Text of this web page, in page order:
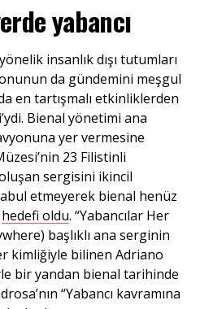
yabancı
insanlık dışı tutumları
da gündemini meşgul
en tartışmalı etkinliklerden
Bienal yönetimi ana
yer vermesine
23 Filistinli
sergisini ikincil
etmeyerek bienal henüz
hedefi oldu. “Yabancılar Her
başlıklı ana serginin
kimliğiyle bilinen Adriano
bir yandan bienal tarihinde
“Yabancı kavramına